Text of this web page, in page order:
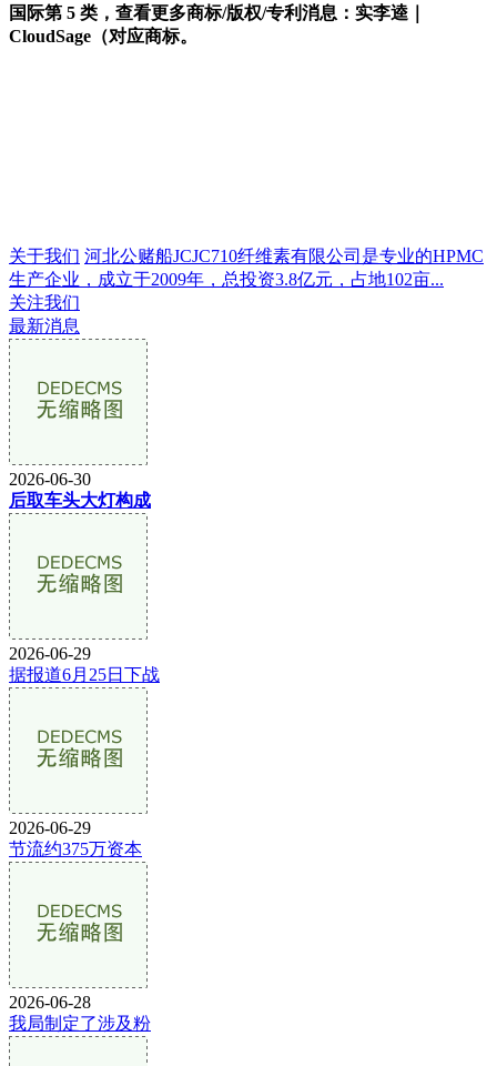
国际第 5 类，查看更多商标/版权/专利消息：实李逵｜
CloudSage（对应商标。
关于我们 河北公赌船JCJC710纤维素有限公司是专业的HPMC
生产企业，成立于2009年，总投资3.8亿元，占地102亩...
关注我们
最新消息
2026-06-30
后取车头大灯构成
2026-06-29
据报道6月25日下战
2026-06-29
节流约375万资本
2026-06-28
我局制定了涉及粉